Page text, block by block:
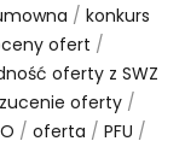
/ konkurs
ofert /
oferty z SWZ
oferty /
/ oferta / PFU /